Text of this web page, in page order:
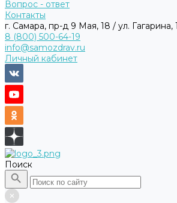
Вопрос - ответ
Контакты
г. Самара, пр-д 9 Мая, 18 / ул. Гагарина,
8 (800) 500-64-19
info@samozdrav.ru
Личный кабинет
Поиск